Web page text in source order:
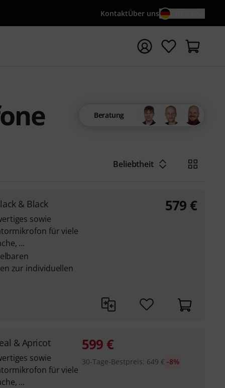
KontaktÜber uns
mit Suchwort {searchTerm} starten
Beratung
Beliebtheit
& Black
sowie
für viele
...
zur individuellen
579 €
& Apricot
sowie
für viele
...
599 €
30-Tage-Bestpreis: 649 € -8%